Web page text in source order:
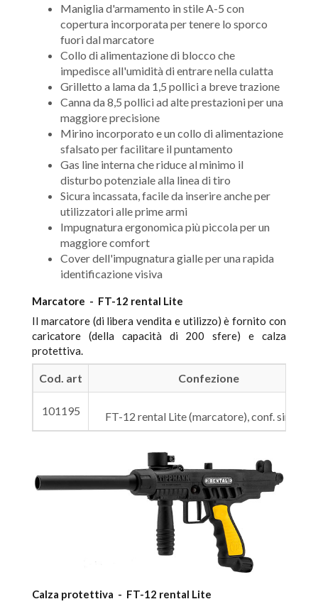
Maniglia d'armamento in stile A-5 con
copertura incorporata per tenere lo sporco
fuori dal marcatore
Collo di alimentazione di blocco che
impedisce all'umidità di entrare nella culatta
Grilletto a lama da 1,5 pollici a breve trazione
Canna da 8,5 pollici ad alte prestazioni per una
maggiore precisione
Mirino incorporato e un collo di alimentazione
sfalsato per facilitare il puntamento
Gas line interna che riduce al minimo il
disturbo potenziale alla linea di tiro
Sicura incassata, facile da inserire anche per
utilizzatori alle prime armi
Impugnatura ergonomica più piccola per un
maggiore comfort
Cover dell'impugnatura gialle per una rapida
identificazione visiva
Marcatore - FT-12 rental Lite
Il marcatore (di libera vendita e utilizzo) è fornito con
caricatore (della capacità di 200 sfere) e calza
protettiva.
Cod. art Confezione
101195 FT-12 rental Lite (marcatore), conf. singola
Calza protettiva - FT-12 rental Lite